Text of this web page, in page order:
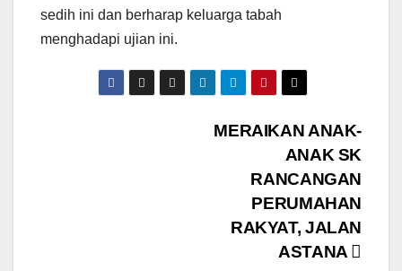
sedih ini dan berharap keluarga tabah
menghadapi ujian ini.
MERAIKAN ANAK-
ANAK SK
RANCANGAN
PERUMAHAN
RAKYAT, JALAN
ASTANA